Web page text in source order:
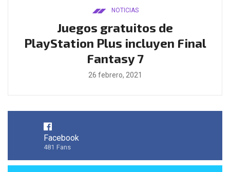
NOTICIAS
Juegos gratuitos de
PlayStation Plus incluyen Final
Fantasy 7
26 febrero, 2021
Facebook
481 Fans